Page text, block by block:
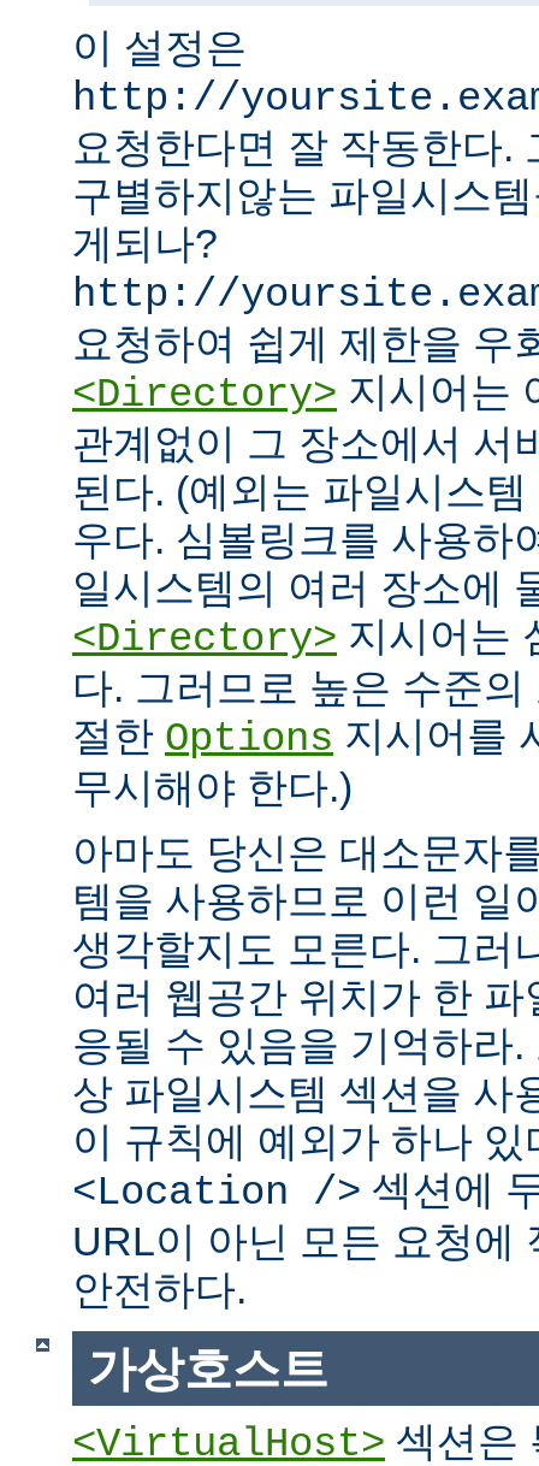
이 설정은
http://
요청한다면 잘 작동한다.
구별하지않는 파일시스
게되나?
http://
요청하여 쉽게 제한을 우
<Directory> 지시어는
관계없이 그 장소에서 서
된다. (예외는 파일시스
우다. 심볼링크를 사용하
일시스템의 여러 장소에
<Directory> 지시어는
다. 그러므로 높은 수준
절한 Options 지시어를
무시해야 한다.)
아마도 당신은 대소문자
템을 사용하므로 이런 일
생각할지도 모른다. 그러
여러 웹공간 위치가 한
응될 수 있음을 기억하라
상 파일시스템 섹션을 사
이 규칙에 예외가 하나
<Location /> 섹션에
URL이 아닌 모든 요청에
안전하다.
가상호스트
<VirtualHost> 섹션은